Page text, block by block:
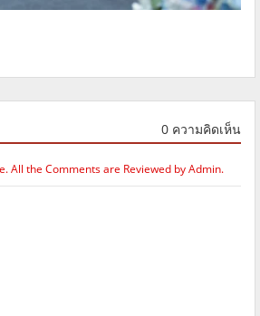
0 ความคิดเห็น
All the Comments are Reviewed by Admin.